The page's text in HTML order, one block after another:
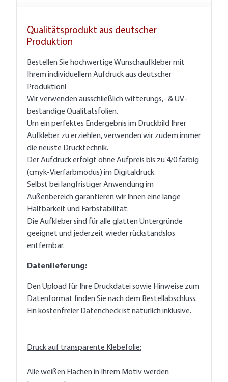
Qualitätsprodukt aus deutscher
Produktion
Bestellen Sie hochwertige Wunschaufkleber mit
Ihrem individuellem Aufdruck aus deutscher
Produktion!
Wir verwenden ausschließlich witterungs,- & UV-
beständige Qualitätsfolien.
Um ein perfektes Endergebnis im Druckbild Ihrer
Aufkleber zu erziehlen, verwenden wir zudem immer
die neuste Drucktechnik.
Der Aufdruck erfolgt ohne Aufpreis bis zu 4/0 farbig
(cmyk-Vierfarbmodus) im Digitaldruck.
Selbst bei langfristiger Anwendung im
Außenbereich garantieren wir Ihnen eine lange
Haltbarkeit und Farbstabilität.
Die Aufkleber sind für alle glatten Untergründe
geeignet und jederzeit wieder rückstandslos
entfernbar.
Datenlieferung:
Den Upload für Ihre Druckdatei sowie Hinweise zum
Datenformat finden Sie nach dem Bestellabschluss.
Ein kostenfreier Datencheck ist natürlich inklusive.
Druck auf transparente Klebefolie:
Alle weißen Flächen in Ihrem Motiv werden